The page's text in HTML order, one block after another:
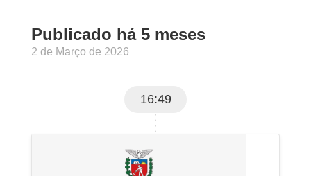
Publicado há 5 meses
2 de Março de 2026
16:49